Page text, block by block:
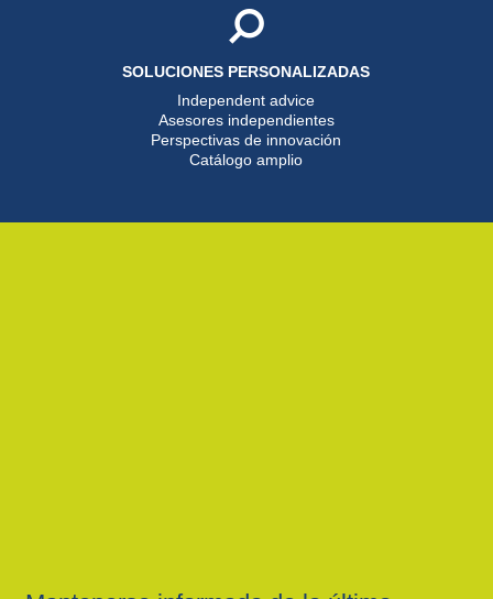
SOLUCIONES PERSONALIZADAS
Independent advice
Asesores independientes
Perspectivas de innovación
Catálogo amplio